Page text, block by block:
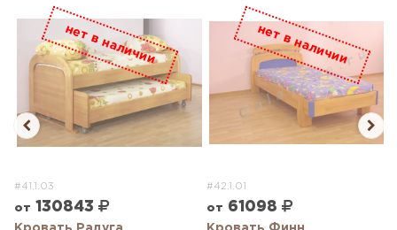
#41.1.03
от 130843
#42.1.01
от 61098